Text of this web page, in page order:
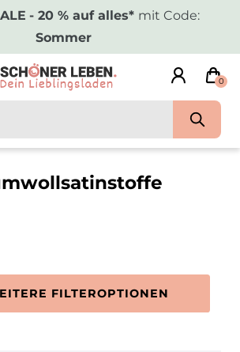
- 20 % auf alles* mit Code:
Sommer
0
FILTEROPTIONEN